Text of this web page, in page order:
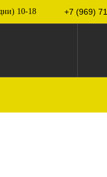
10-18 +7 (969)